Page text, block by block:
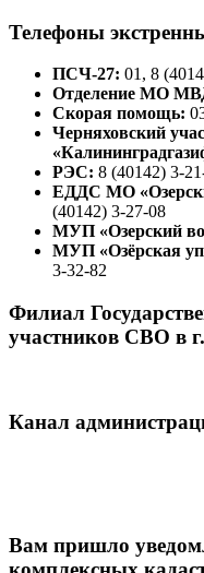
Телефоны
ПСЧ-27: 01, 8
Отделение МО
Скорая помощь:
Черняховский
РЭС: 8 (40142) 3-
ЕДДС МО
(40142) 3-27-08
МУП «Озерский
МУП «Озёрская
3-32-82
Филиал
участников СВО в
Канал
Вам пришло